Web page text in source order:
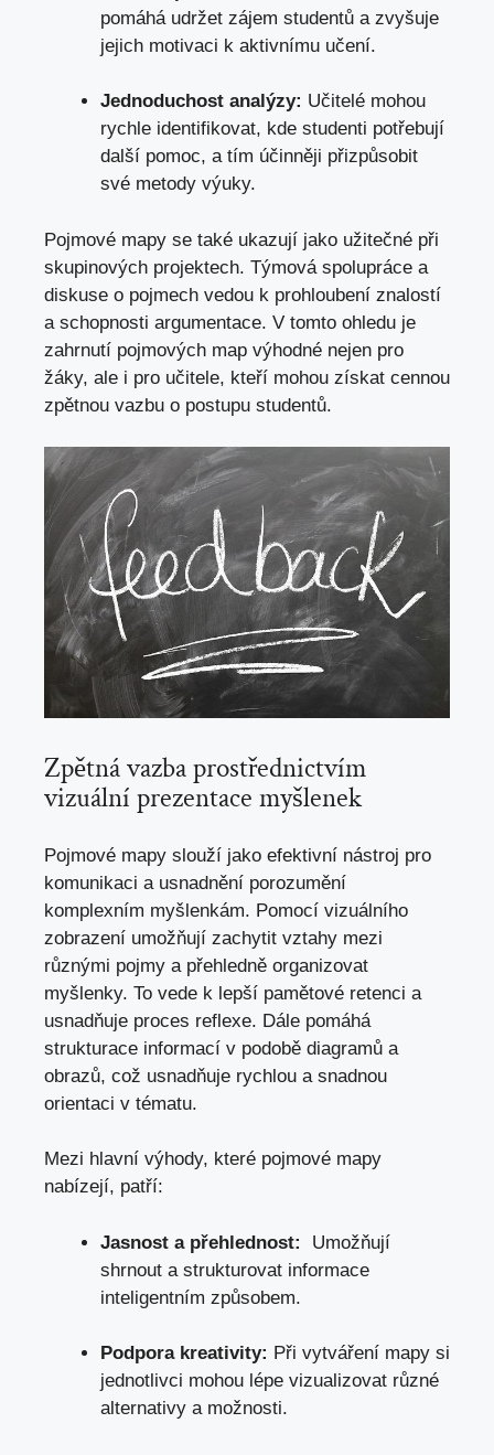
pomáhá udržet zájem studentů a zvyšuje
jejich motivaci k aktivnímu učení.
Jednoduchost analýzy: Učitelé mohou
rychle identifikovat, kde studenti potřebují
další ‌pomoc, a tím účinněji‌ přizpůsobit
své metody⁢ výuky.
Pojmové mapy ⁢se‍ také ukazují ​jako užitečné⁤ při
skupinových projektech. Týmová spolupráce ​a⁣
diskuse o‌ pojmech vedou k prohloubení znalostí⁢
a schopnosti argumentace. V tomto⁣ ohledu je‍
zahrnutí pojmových ​map výhodné ⁤nejen pro
žáky, ‍ale i pro učitele,⁣ kteří mohou získat cennou
zpětnou vazbu o postupu studentů.
Zpětná vazba prostřednictvím
vizuální prezentace‍ myšlenek
Pojmové mapy slouží​ jako efektivní nástroj ⁣pro⁢
komunikaci a ⁢usnadnění porozumění
komplexním myšlenkám. Pomocí vizuálního
zobrazení ‍umožňují ⁢zachytit vztahy mezi
‍různými pojmy ⁣a přehledně‍ organizovat
myšlenky. To vede k lepší pamětové retenci⁣ a
usnadňuje ⁣proces reflexe. Dále pomáhá
strukturace informací v podobě diagramů ‍a
obrazů, což usnadňuje rychlou a snadnou
orientaci ⁢v⁤ tématu.
Mezi hlavní ⁢výhody, ⁢které⁤ pojmové mapy⁤
nabízejí,‍ patří:
Jasnost a⁢ přehlednost:
⁢ Umožňují
shrnout a strukturovat informace
⁣inteligentním ​způsobem.
Podpora⁣ kreativity: Při vytváření mapy si
jednotlivci mohou ‍lépe vizualizovat různé
alternativy ⁢a⁤ možnosti.